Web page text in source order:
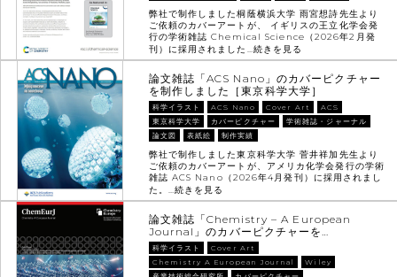
弊社で制作しました桐蔭横浜大学 雨宮想詩先生より
ご依頼のカバーアートが、 イギリスの王立化学会発
行の学術雑誌 Chemical Science（2026年2月発
刊）に採用されました…続きを見る
論文雑誌「ACS Nano」のカバーピクチャー
を制作しました［東京科学大学］
科学イラスト ACS Nano Cover Art
ACS
東京科学大学
カバーピクチャー
学術雑誌・ジャーナル
論文図
表紙絵 制作実績
弊社で制作しました東京科学大学 菅井祥加先生より
ご依頼のカバーアートが、アメリカ化学会発行の学術
雑誌 ACS Nano（2026年4月発刊）に採用されまし
た。…続きを見る
論文雑誌「Chemistry – A European
Journal」のカバーピクチャーを…
科学イラスト
Cover Art
Chemistry A European Journal
Wiley